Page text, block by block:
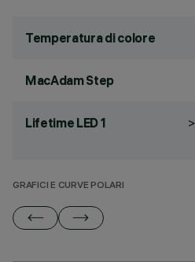
Temperatura di colore
MacAdam Step
Lifetime LED 1
GRAFICI E CURVE POLARI